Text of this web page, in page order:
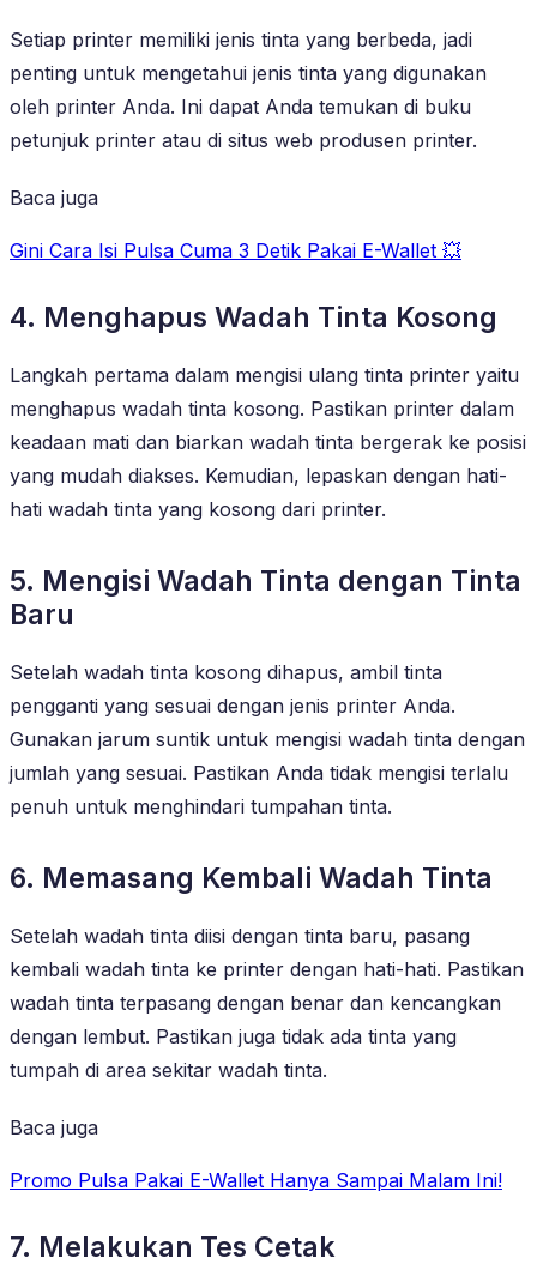
Setiap printer memiliki jenis tinta yang berbeda, jadi
penting untuk mengetahui jenis tinta yang digunakan
oleh printer Anda. Ini dapat Anda temukan di buku
petunjuk printer atau di situs web produsen printer.
Baca juga
Gini Cara Isi Pulsa Cuma 3 Detik Pakai E-Wallet 💥
4. Menghapus Wadah Tinta Kosong
Langkah pertama dalam mengisi ulang tinta printer yaitu
menghapus wadah tinta kosong. Pastikan printer dalam
keadaan mati dan biarkan wadah tinta bergerak ke posisi
yang mudah diakses. Kemudian, lepaskan dengan hati-
hati wadah tinta yang kosong dari printer.
5. Mengisi Wadah Tinta dengan Tinta
Baru
Setelah wadah tinta kosong dihapus, ambil tinta
pengganti yang sesuai dengan jenis printer Anda.
Gunakan jarum suntik untuk mengisi wadah tinta dengan
jumlah yang sesuai. Pastikan Anda tidak mengisi terlalu
penuh untuk menghindari tumpahan tinta.
6. Memasang Kembali Wadah Tinta
Setelah wadah tinta diisi dengan tinta baru, pasang
kembali wadah tinta ke printer dengan hati-hati. Pastikan
wadah tinta terpasang dengan benar dan kencangkan
dengan lembut. Pastikan juga tidak ada tinta yang
tumpah di area sekitar wadah tinta.
Baca juga
Promo Pulsa Pakai E-Wallet Hanya Sampai Malam Ini!
7. Melakukan Tes Cetak